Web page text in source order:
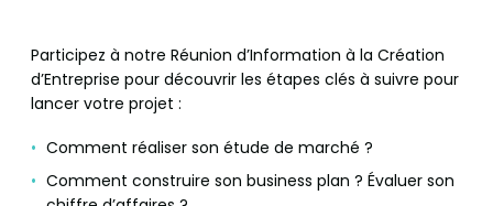
Participez à notre Réunion d’Information à la Création
d’Entreprise pour découvrir les étapes clés à suivre pour
lancer votre projet :
Comment réaliser son étude de marché ?
Comment construire son business plan ? Évaluer son